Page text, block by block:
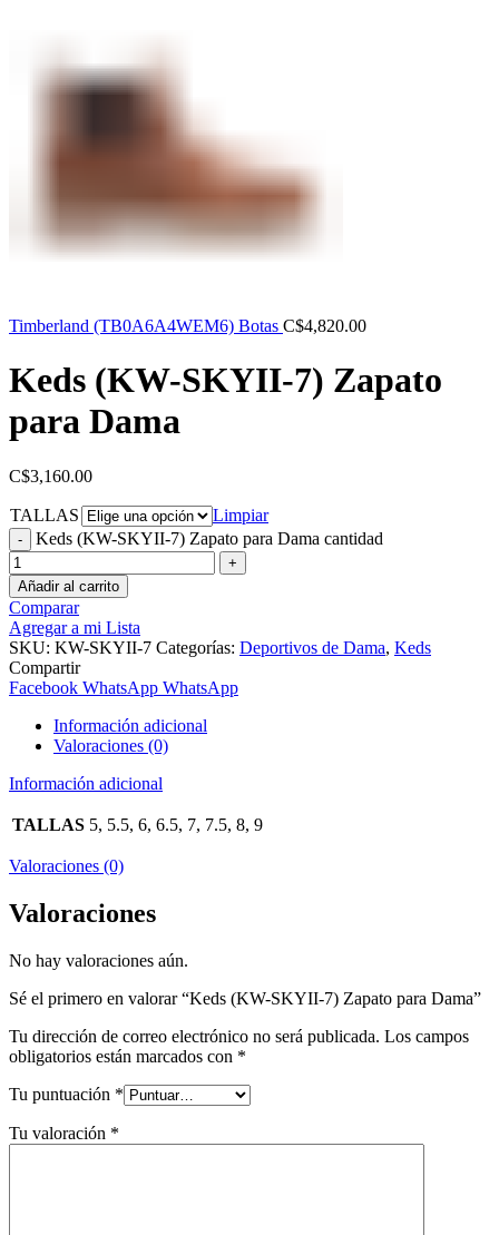
Timberland (TB0A6A4WEM6) Botas C$4,820.00
Keds (KW-SKYII-7) Zapato
para Dama
C$3,160.00
TALLAS
Limpiar
Keds (KW-SKYII-7) Zapato para Dama cantidad
Añadir al carrito
Comparar
Agregar a mi Lista
SKU: KW-SKYII-7 Categorías: Deportivos de Dama, Keds
Compartir
Facebook WhatsApp WhatsApp
Información adicional
Valoraciones (0)
Información adicional
TALLAS 5, 5.5, 6, 6.5, 7, 7.5, 8, 9
Valoraciones (0)
Valoraciones
No hay valoraciones aún.
Sé el primero en valorar “Keds (KW-SKYII-7) Zapato para Dama”
Tu dirección de correo electrónico no será publicada. Los campos
obligatorios están marcados con *
Tu puntuación *
Tu valoración *